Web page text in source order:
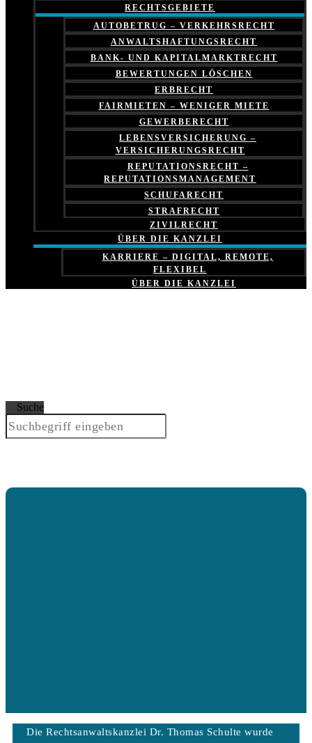
RECHTSGEBIETE
AUTOBETRUG – VERKEHRSRECHT
ANWALTSHAFTUNGSRECHT
BANK- UND KAPITALMARKTRECHT
BEWERTUNGEN LÖSCHEN
ERBRECHT
FAIRMIETEN – WENIGER MIETE
GEWERBERECHT
LEBENSVERSICHERUNG –
VERSICHERUNGSRECHT
REPUTATIONSRECHT –
REPUTATIONSMANAGEMENT
SCHUFARECHT
STRAFRECHT
ZIVILRECHT
ÜBER DIE KANZLEI
KARRIERE – DIGITAL, REMOTE,
FLEXIBEL
ÜBER DIE KANZLEI
Suche
Die Rechtsanwaltskanzlei Dr. Thomas Schulte wurde